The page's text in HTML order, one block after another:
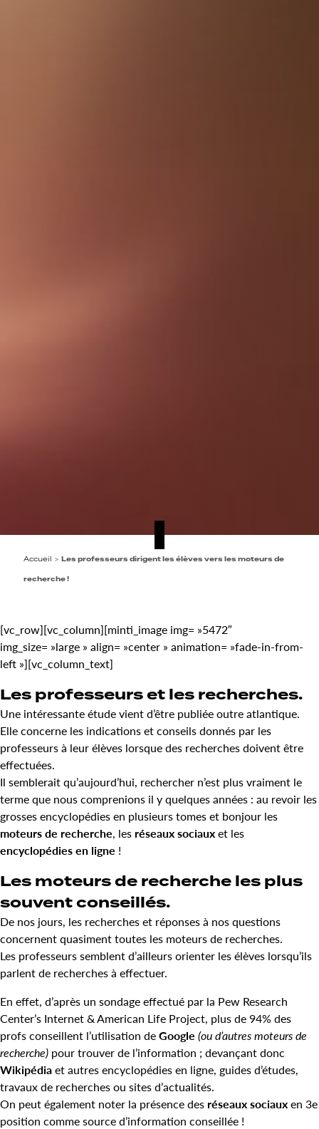
Accueil > Les professeurs dirigent les élèves vers les moteurs de
recherche !
[vc_row][vc_column][minti_image img= »5472″
img_size= »large » align= »center » animation= »fade-in-from-
left »][vc_column_text]
Les professeurs et les recherches.
Une intéressante étude vient d’être publiée outre atlantique.
Elle concerne les indications et conseils donnés par les
professeurs à leur élèves lorsque des recherches doivent être
effectuées.
Il semblerait qu’aujourd’hui, rechercher n’est plus vraiment le
terme que nous comprenions il y quelques années : au revoir les
grosses encyclopédies en plusieurs tomes et bonjour les
moteurs de recherche, les réseaux sociauxet les
encyclopédies en ligne !
Les moteurs de recherche les plus
souvent conseillés.
De nos jours, les recherches et réponses à nos questions
concernent quasiment toutes les moteurs de recherches.
Les professeurs semblent d’ailleurs orienter les élèves lorsqu’ils
parlent de recherches à effectuer.
En effet, d’après un sondage effectué par la Pew Research
Center’s Internet & American Life Project, plus de 94% des
profs conseillent l’utilisation deGoogle (ou d’autres moteurs de
recherche) pour trouver de l’information ; devançant donc
Wikipédiaet autres encyclopédies en ligne, guides d’études,
travaux de recherches ou sites d’actualités.
On peut également noter la présence des réseaux sociauxen 3e
position comme source d’information conseillée !